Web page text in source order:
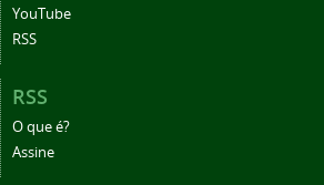
YouTube
RSS
RSS
O que é?
Assine